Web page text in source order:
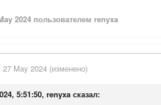
2024 пользователем renyxa
27 May 2024 (изменено)
5:51:50, renyxa сказал: